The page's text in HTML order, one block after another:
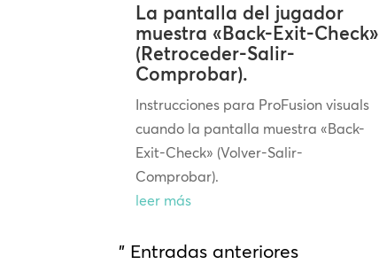
La pantalla del jugador
muestra «Back-Exit-Check»
(Retroceder-Salir-
Comprobar).
Instrucciones para ProFusion visuals
cuando la pantalla muestra «Back-
Exit-Check» (Volver-Salir-
Comprobar).
leer más
" Entradas anteriores